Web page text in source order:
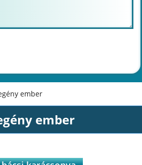
ember
ember